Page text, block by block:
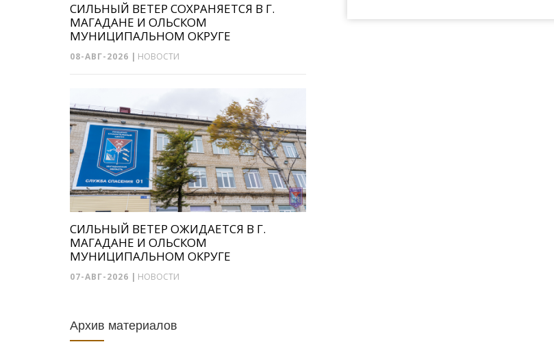
СИЛЬНЫЙ ВЕТЕР СОХРАНЯЕТСЯ В Г.
МАГАДАНЕ И ОЛЬСКОМ
МУНИЦИПАЛЬНОМ ОКРУГЕ
08-АВГ-2026 | НОВОСТИ
СИЛЬНЫЙ ВЕТЕР ОЖИДАЕТСЯ В Г.
МАГАДАНЕ И ОЛЬСКОМ
МУНИЦИПАЛЬНОМ ОКРУГЕ
07-АВГ-2026 | НОВОСТИ
Архив материалов